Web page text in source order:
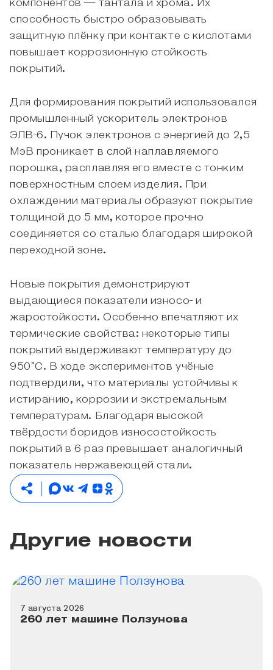
компонентов — тантала и хрома. Их
способность быстро образовывать
защитную плёнку при контакте с кислотами
повышает коррозионную стойкость
покрытий.
Для формирования покрытий использовался
промышленный ускоритель электронов
ЭЛВ-6. Пучок электронов с энергией до 2,5
МэВ проникает в слой наплавляемого
порошка, расплавляя его вместе с тонким
поверхностным слоем изделия. При
охлаждении материалы образуют покрытие
толщиной до 5 мм, которое прочно
соединяется со сталью благодаря широкой
переходной зоне.
Новые покрытия демонстрируют
выдающиеся показатели износо- и
жаростойкости. Особенно впечатляют их
термические свойства: некоторые типы
покрытий выдерживают температуру до
950°C. В ходе экспериментов учёные
подтвердили, что материалы устойчивы к
истиранию, коррозии и экстремальным
температурам. Благодаря высокой
твёрдости боридов износостойкость
покрытий в 6 раз превышает аналогичный
показатель нержавеющей стали.
Другие новости
7 августа 2026
260 лет машине Ползунова